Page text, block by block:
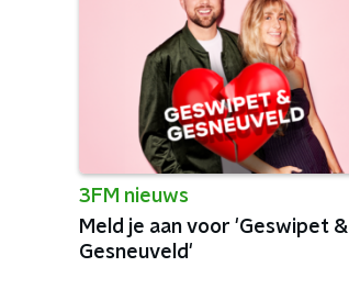
3FM nieuws
Meld je aan voor 'Geswipet &
Gesneuveld'